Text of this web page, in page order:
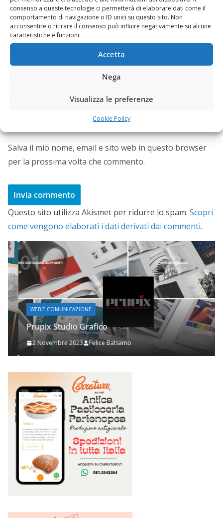
consenso a queste tecnologie ci permetterà di elaborare dati come il
comportamento di navigazione o ID unici su questo sito. Non
acconsentire o ritirare il consenso può influire negativamente su alcune
caratteristiche e funzioni.
Accetta
Nega
Visualizza le preferenze
Cookie Policy
Email*
Salva il mio nome, email e sito web in questo browser
per la prossima volta che commento.
Questo sito utilizza Akismet per ridurre lo spam. Scopri
come vengono elaborati i dati derivati dai commenti.
WEB E COMUNICAZIONE
Prupix Studio Grafico
2 Novembre 2023 Felice Balsamo